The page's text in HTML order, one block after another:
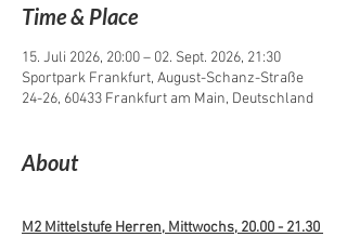
Time & Place
15. Juli 2026, 20:00 – 02. Sept. 2026, 21:30
Sportpark Frankfurt, August-Schanz-Straße
24-26, 60433 Frankfurt am Main, Deutschland
About
M2 Mittelstufe Herren, Mittwochs, 20.00 - 21.30